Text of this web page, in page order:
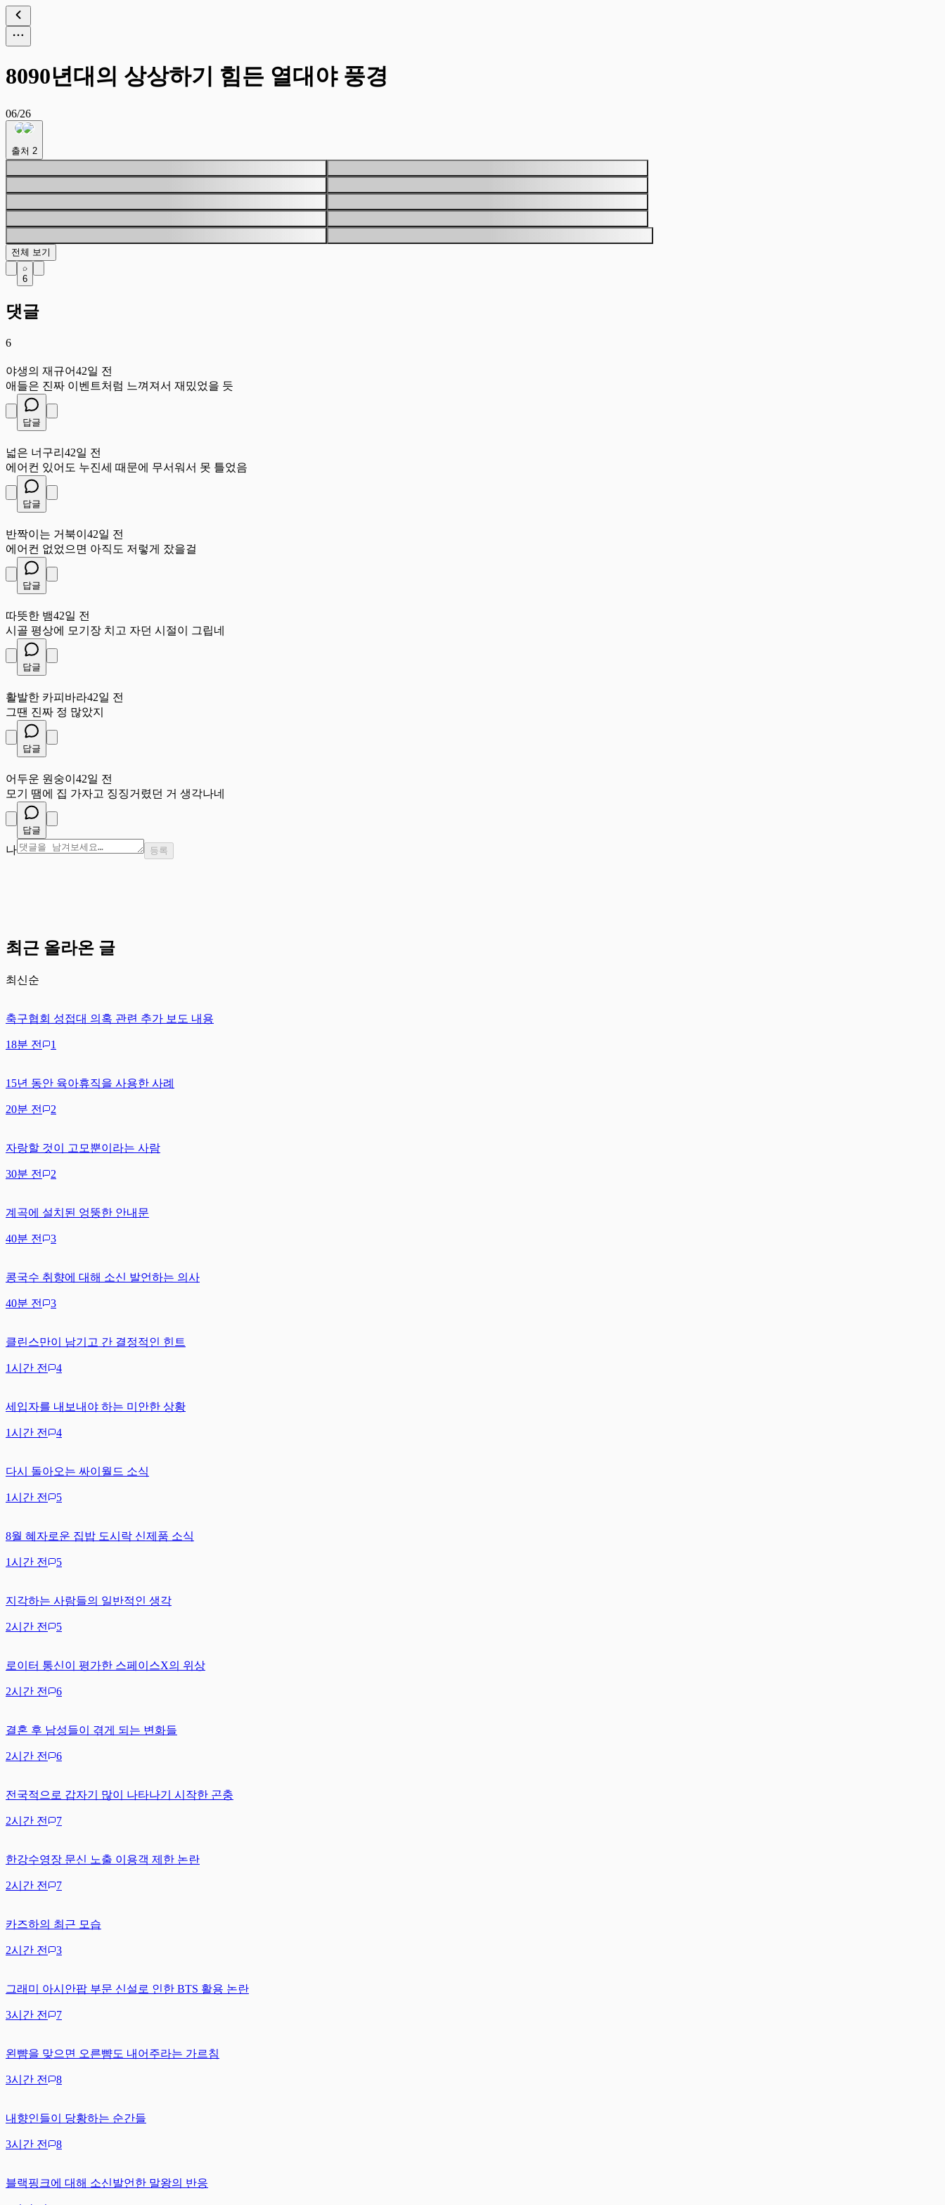
8090년대의 상상하기 힘든 열대야 풍경
06/26
출처 2
전체 보기
6
댓글
6
야생의 재규어42일 전
애들은 진짜 이벤트처럼 느껴져서 재밌었을 듯
답글
넓은 너구리 42일 전
에어컨 있어도 누진세 때문에 무서워서 못 틀었음
답글
반짝이는 거북이 42일 전
에어컨 없었으면 아직도 저렇게 잤을걸
답글
따뜻한 뱀42일 전
시골 평상에 모기장 치고 자던 시절이 그립네
답글
활발한 카피바라42일 전
그땐 진짜 정 많았지
답글
어두운 원숭이 42일 전
모기 땜에 집 가자고 징징거렸던 거 생각나네
답글
나 등록
최근 올라온 글
최신순
축구협회 성접대 의혹 관련 추가 보도 내용
18분 전 1
15년 동안 육아휴직을 사용한 사례
20분 전 2
자랑할 것이 고모뿐이라는 사람
30분 전 2
계곡에 설치된 엉뚱한 안내문
40분 전 3
콩국수 취향에 대해 소신 발언하는 의사
40분 전 3
클린스만이 남기고 간 결정적인 힌트
1시간 전 4
세입자를 내보내야 하는 미안한 상황
1시간 전 4
다시 돌아오는 싸이월드 소식
1시간 전 5
8월 혜자로운 집밥 도시락 신제품 소식
1시간 전 5
지각하는 사람들의 일반적인 생각
2시간 전 5
로이터 통신이 평가한 스페이스X의 위상
2시간 전 6
결혼 후 남성들이 겪게 되는 변화들
2시간 전 6
전국적으로 갑자기 많이 나타나기 시작한 곤충
2시간 전 7
한강수영장 문신 노출 이용객 제한 논란
2시간 전 7
카즈하의 최근 모습
2시간 전 3
그래미 아시안팝 부문 신설로 인한 BTS 활용 논란
3시간 전 7
왼뺨을 맞으면 오른뺨도 내어주라는 가르침
3시간 전 8
내향인들이 당황하는 순간들
3시간 전 8
블랙핑크에 대해 소신발언한 말왕의 반응